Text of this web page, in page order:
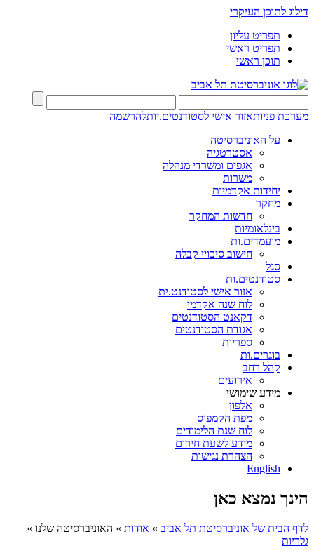
דילוג לתוכן העיקרי
תפריט עליון
תפריט ראשי
תוכן ראשי
מערכת פניותאזור אישי לסטודנטים.יותלהרשמה
על האוניברסיטה
אסטרטגיה
אגפים ומשרדי מנהלה
משרות
יחידות אקדמיות
מחקר
חדשות המחקר
בינלאומיות
מועמדים.ות
חישוב סיכויי קבלה
סגל
סטודנטים.ות
אזור אישי לסטודנט.ית
לוח שנה אקדמי
דקאנט הסטודנטים
אגודת הסטודנטים
ספריות
בוגרים.ות
קהל רחב
אירועים
מידע שימושי
אלפון
מפת הקמפוס
לוח שנת הלימודים
מידע לשעת חירום
הצהרת נגישות
English
הינך נמצא כאן
לדף הבית של אוניברסיטת תל אביב » אודות » האוניברסיטה שלנו »
גלריות